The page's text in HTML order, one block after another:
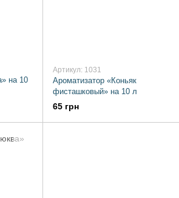
на 10
Артикул: 1031
Ароматизатор «Коньяк
фисташковый» на 10 л
65 грн